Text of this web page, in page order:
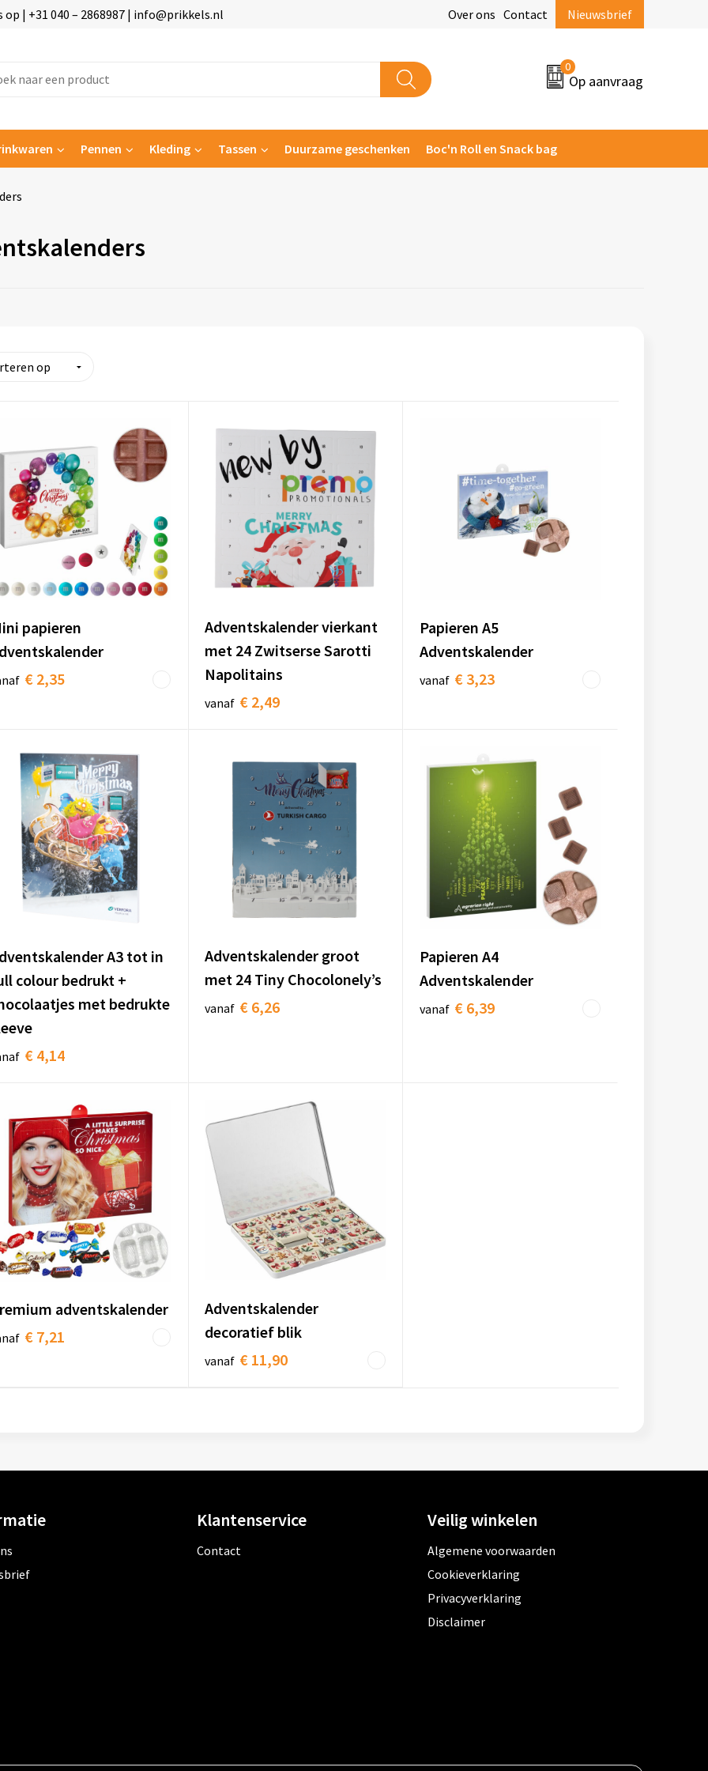
| +31 040 – 2868987 | info@prikkels.nl Over ons Contact Nieuwsbrief
0
Op aanvraag
Pennen Kleding Tassen Duurzame geschenken Boc'n Roll en Snack bag
papieren
€ 2,35
Adventskalender vierkant
met 24 Zwitserse Sarotti
Napolitains
vanaf € 2,49
Papieren A5
Adventskalender
vanaf € 3,23
A3 tot in
colour bedrukt +
met bedrukte
€ 4,14
Adventskalender groot
met 24 Tiny Chocolonely’s
vanaf € 6,26
Papieren A4
Adventskalender
vanaf € 6,39
adventskalender
€ 7,21
Adventskalender
decoratief blik
vanaf € 11,90
Klantenservice
Contact
Veilig winkelen
Algemene voorwaarden
Cookieverklaring
Privacyverklaring
Disclaimer